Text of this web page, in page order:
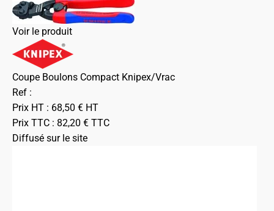
Voir le produit
Coupe Boulons Compact Knipex/Vrac
Ref :
Prix HT : 68,50 € HT
Prix TTC : 82,20 € TTC
Diffusé sur le site